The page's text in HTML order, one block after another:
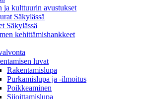
ja kulttuurin avustukset
Säkylässä
Säkylässä
kehittämishankkeet
luvat
Rakentamislupa
Purkamislupa ja -ilmoitus
Poikkeaminen
Sijoittamislupa